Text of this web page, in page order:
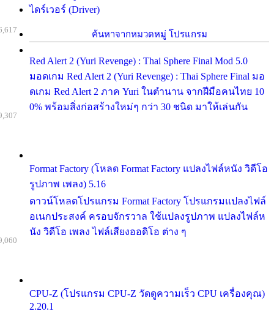
ไดร์เวอร์ (Driver)
ค้นหาจากหมวดหมู่ โปรแกรม
Red Alert 2 (Yuri Revenge) : Thai Sphere Final Mod 5.0
มอดเกม Red Alert 2 (Yuri Revenge) : Thai Sphere Final มอ
ดเกม Red Alert 2 ภาค Yuri ในตำนาน จากฝีมือคนไทย 10
0% พร้อมสิ่งก่อสร้างใหม่ๆ กว่า 30 ชนิด มาให้เล่นกัน
Format Factory (โหลด Format Factory แปลงไฟล์หนัง วิดีโอ
รูปภาพ เพลง) 5.16
ดาวน์โหลดโปรแกรม Format Factory โปรแกรมแปลงไฟล์
อเนกประสงค์ ครอบจักรวาล ใช้แปลงรูปภาพ แปลงไฟล์ห
นัง วิดีโอ เพลง ไฟล์เสียงออดิโอ ต่าง ๆ
CPU-Z (โปรแกรม CPU-Z วัดดูความเร็ว CPU เครื่องคุณ)
2.20.1